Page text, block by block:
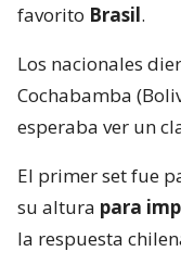
favorito Brasil.
Los nacionales
Cochabamba
esperaba ver un
El primer set fue
su altura para
la respuesta